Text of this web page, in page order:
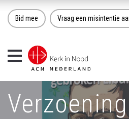
Bid mee Vraag een misintentie
Toggle
navigation